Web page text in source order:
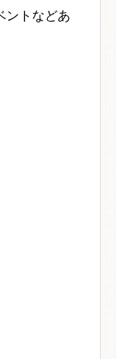
ントなどあ